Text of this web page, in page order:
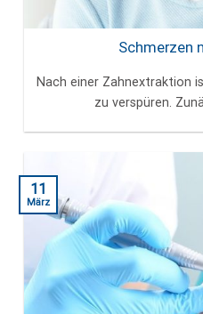
Schmerzen
Nach einer Zahnextraktion
zu verspüren.
11
März